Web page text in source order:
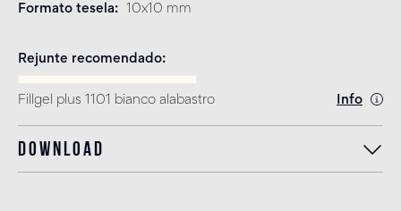
Formato tesela 10x10 mm
Rejunte recomendado
Fillgel plus 1101 bianco alabastro Info
Download